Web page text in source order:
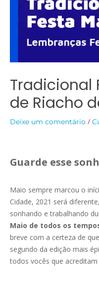
Tradicional
de Riacho
Deixe um comentário /
Guarde esse
Maio sempre marcou o
Cidade, 2021 será
sonhando e trabalhando
Maio de todos os
breve com a certeza de
segundo da edição mais
todos vocês que